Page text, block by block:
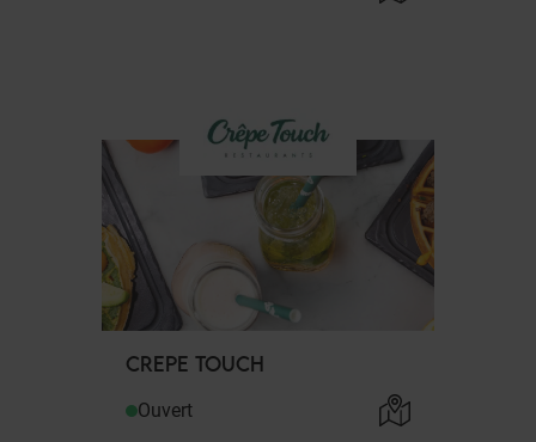
CREPE TOUCH
Ouvert